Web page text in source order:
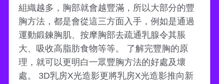
組織越多，胸部就會越豐滿，所以大部分的豐
胸方法，都是會從這三方面入手，例如是通過
運動鍛鍊胸肌、按摩胸部去疏通乳腺令其脹
大、吸收高脂肪食物等等。 了解完豐胸的原
理，就可以更明白一眾豐胸方法的好處及壞
處。 3D乳房X光造影更將乳房X光造影推向新